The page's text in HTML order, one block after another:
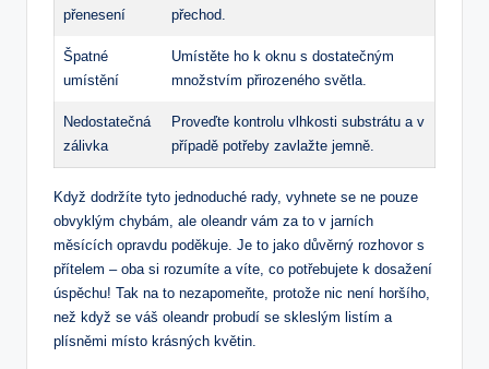
přenesení
přechod.
Špatné
umístění
Umístěte ho k oknu ⁣s⁣ dostatečným
množstvím přirozeného světla.
Nedostatečná
zálivka
Proveďte kontrolu vlhkosti⁣ substrátu‌ a ⁣v
​případě ‌potřeby zavlažte⁣ jemně.
Když​ dodržíte​ tyto ‍jednoduché rady, vyhnete​ se ne ‌pouze
obvyklým chybám, ale​ oleandr vám⁤ za to v ⁢jarních
měsících opravdu poděkuje. Je⁢ to jako ⁣důvěrný ⁣rozhovor s
přítelem – oba si rozumíte ‍a víte, co⁢ potřebujete k ⁤dosažení
‌úspěchu! Tak⁢ na to⁣ nezapomeňte, ‍protože​ nic není‌ horšího,
než ‍když ⁣se váš⁣ oleandr probudí se ⁣skleslým listím a
plísněmi místo krásných​ květin.